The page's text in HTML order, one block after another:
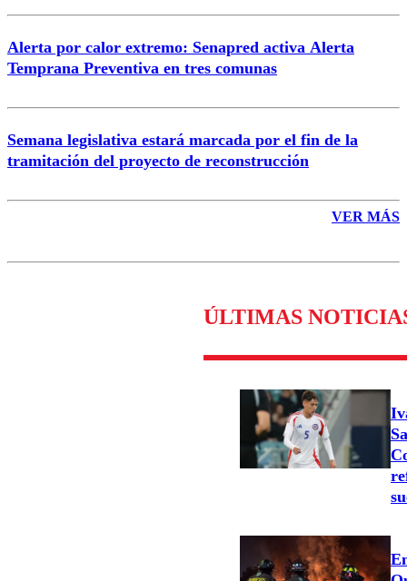
Alerta por calor extremo: Senapred activa Alerta
Temprana Preventiva en tres comunas
Semana legislativa estará marcada por el fin de la
tramitación del proyecto de reconstrucción
VER MÁS
ÚLTIMAS